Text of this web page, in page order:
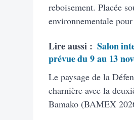
reboisement. Placée
environnementale
Lire aussi : Salon
prévue du 9 au 13
Le paysage de la
charnière avec la
Bamako (BAMEX